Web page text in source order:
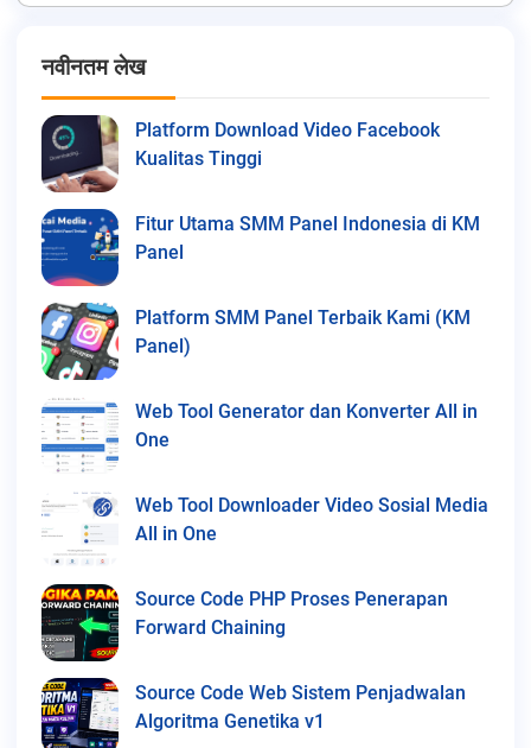
नवीनतम लेख
Platform Download Video Facebook
Kualitas Tinggi
Fitur Utama SMM Panel Indonesia di KM
Panel
Platform SMM Panel Terbaik Kami (KM
Panel)
Web Tool Generator dan Konverter All in
One
Web Tool Downloader Video Sosial Media
All in One
Source Code PHP Proses Penerapan
Forward Chaining
Source Code Web Sistem Penjadwalan
Algoritma Genetika v1